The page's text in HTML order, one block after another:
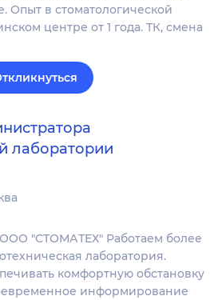
Опыт в стоматологической
центре от 1 года. ТК, смена
лаборатории
"СТОМАТЕХ" Работаем более
лаборатория.
комфортную обстановку
информирование